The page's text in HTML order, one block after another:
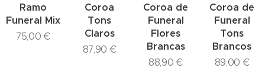
Ramo
Funeral Mix
75,00 €
Coroa
Tons
Claros
87,90 €
Coroa de
Funeral
Flores
Brancas
88,90 €
Coroa de
Funeral
Tons
Brancos
89,00 €